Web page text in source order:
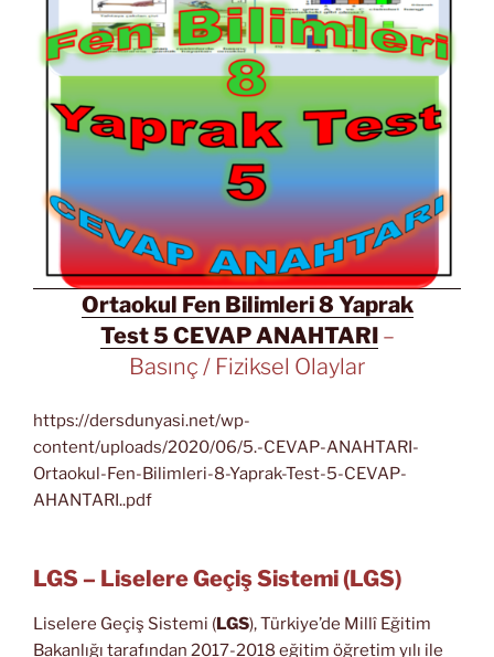
Ortaokul Fen Bilimleri 8 Yaprak
Test 5 CEVAP ANAHTARI–
Basınç / Fiziksel Olaylar
https://dersdunyasi.net/wp-
content/uploads/2020/06/5.-CEVAP-ANAHTARI-
Ortaokul-Fen-Bilimleri-8-Yaprak-Test-5-CEVAP-
AHANTARI..pdf
LGS – Liselere Geçiş Sistemi (LGS)
Liselere Geçiş Sistemi (LGS), Türkiye’de Millî Eğitim
Bakanlığı tarafından 2017-2018 eğitim öğretim yılı ile